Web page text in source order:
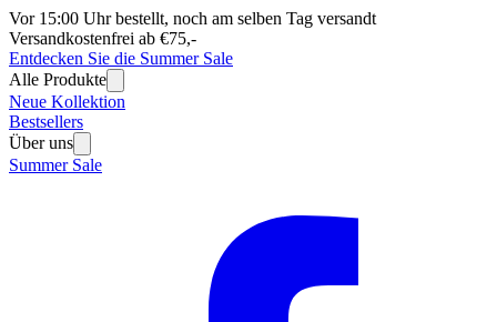
Vor 15:00 Uhr bestellt, noch am selben Tag versandt
Versandkostenfrei ab €75,-
Entdecken Sie die Summer Sale
Alle Produkte
Neue Kollektion
Bestsellers
Über uns
Summer Sale